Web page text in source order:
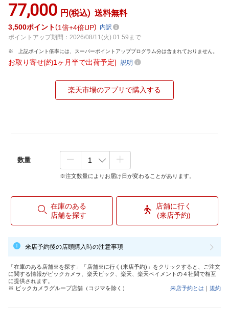
77,000 円(税込) 送料無料
3,500ポイント 1倍 4倍UP
内訳
ポイントアップ期間：2026/08/11(火) 01:59まで
上記ポイント倍率には、スーパーポイントアッププログラム分は含まれておりません。
お取り寄せ[約1ヶ月半で出荷予定] 説明
楽天市場のアプリで購入する
数量
※注文数量によりお届け日が変わることがあります。
在庫のある
店舗を探す
店舗に行く
(来店予約)
来店予約後の店頭購入時の注意事項
「在庫のある店舗※を探す」「店舗※に行く(来店予約)」をクリックすると、ご注文
に関する情報がビックカメラ、楽天ビック、楽天、楽天ペイメントの４社間で相互
に提供されます。
※ ビックカメラグループ店舗（コジマを除く）
来店予約とは ｜ 規約